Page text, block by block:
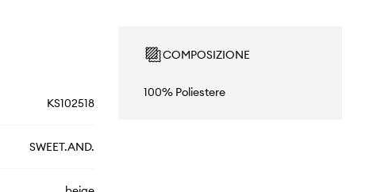
KS102518
SWEET.AND.
COMPOSIZIONE
100% Poliestere